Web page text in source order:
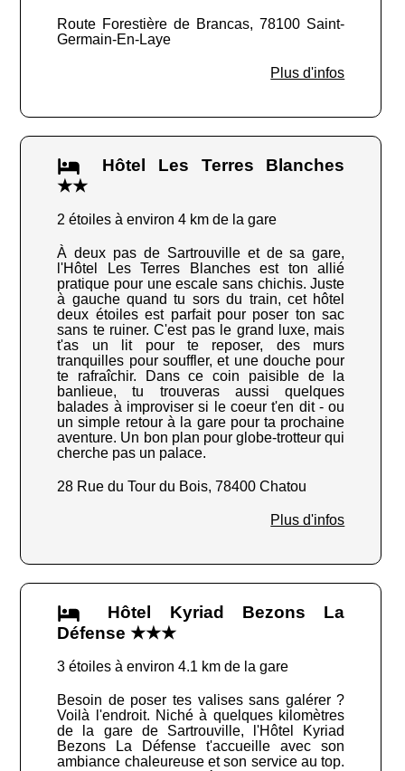
Route Forestière de Brancas, 78100 Saint-
Germain-En-Laye
Plus d'infos
Hôtel Les Terres Blanches
★★
2 étoiles à environ 4 km de la gare
À deux pas de Sartrouville et de sa gare,
l'Hôtel Les Terres Blanches est ton allié
pratique pour une escale sans chichis. Juste
à gauche quand tu sors du train, cet hôtel
deux étoiles est parfait pour poser ton sac
sans te ruiner. C'est pas le grand luxe, mais
t'as un lit pour te reposer, des murs
tranquilles pour souffler, et une douche pour
te rafraîchir. Dans ce coin paisible de la
banlieue, tu trouveras aussi quelques
balades à improviser si le coeur t'en dit - ou
un simple retour à la gare pour ta prochaine
aventure. Un bon plan pour globe-trotteur qui
cherche pas un palace.
28 Rue du Tour du Bois, 78400 Chatou
Plus d'infos
Hôtel Kyriad Bezons La
Défense ★★★
3 étoiles à environ 4.1 km de la gare
Besoin de poser tes valises sans galérer ?
Voilà l'endroit. Niché à quelques kilomètres
de la gare de Sartrouville, l'Hôtel Kyriad
Bezons La Défense t'accueille avec son
ambiance chaleureuse et son service au top.